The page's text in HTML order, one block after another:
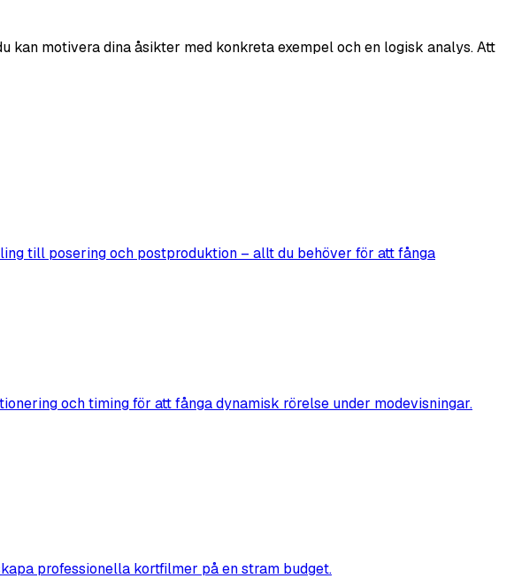
kan motivera dina åsikter med konkreta exempel och en logisk analys. Att
till posering och postproduktion – allt du behöver för att fånga
och timing för att fånga dynamisk rörelse under modevisningar.
professionella kortfilmer på en stram budget.